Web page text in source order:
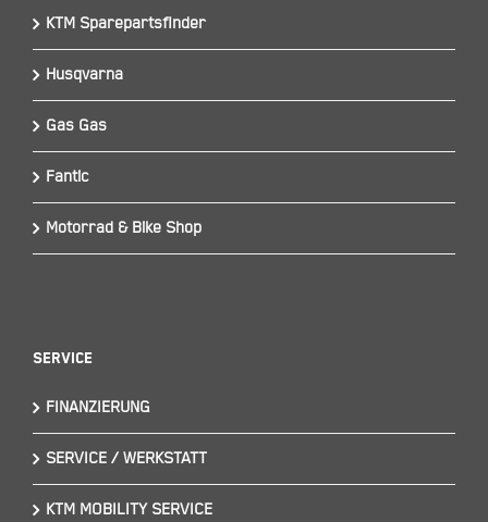
KTM Sparepartsfinder
Husqvarna
Gas Gas
Fantic
Motorrad & Bike Shop
Service
FINANZIERUNG
SERVICE / WERKSTATT
KTM MOBILITY SERVICE